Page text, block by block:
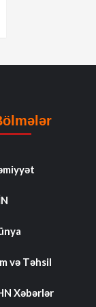
və Təhsil
Xəbərlər